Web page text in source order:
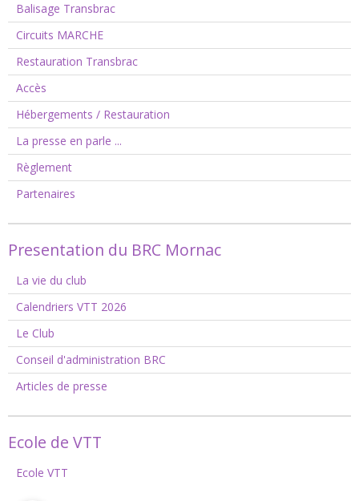
Balisage Transbrac
Circuits MARCHE
Restauration Transbrac
Accès
Hébergements / Restauration
La presse en parle ...
Règlement
Partenaires
Presentation du BRC Mornac
La vie du club
Calendriers VTT 2026
Le Club
Conseil d'administration BRC
Articles de presse
Ecole de VTT
Ecole VTT